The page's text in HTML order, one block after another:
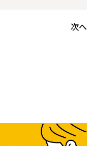
次へ